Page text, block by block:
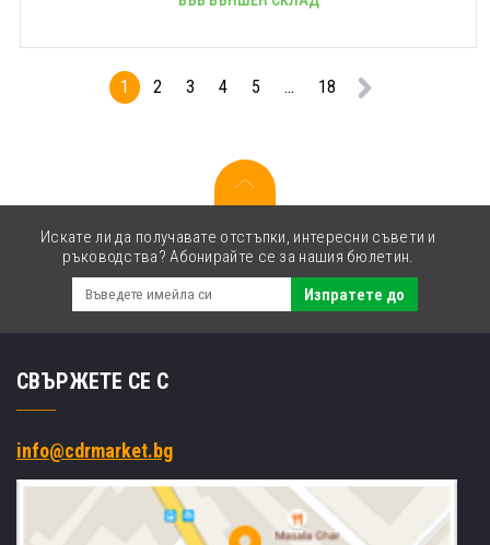
1 2 3 4 5 ... 18
Искате ли да получавате отстъпки, интересни съвети и
ръководства? Абонирайте се за нашия бюлетин.
Изпратете до
СВЪРЖЕТЕ СЕ С
info@cdrmarket.bg